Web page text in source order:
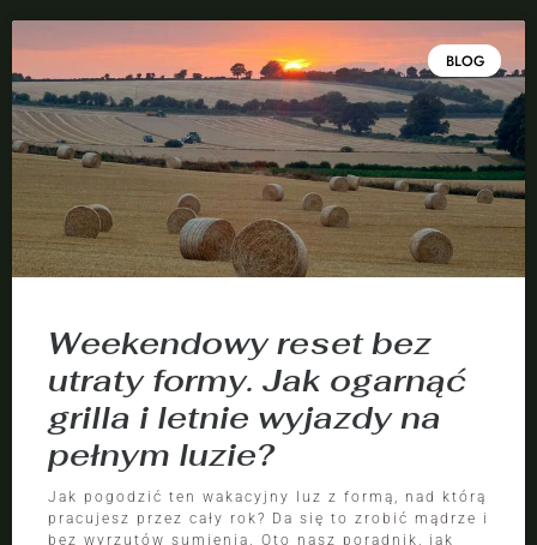
BLOG
Weekendowy reset bez
utraty formy. Jak ogarnąć
grilla i letnie wyjazdy na
pełnym luzie?
Jak pogodzić ten wakacyjny luz z formą, nad którą
pracujesz przez cały rok? Da się to zrobić mądrze i
bez wyrzutów sumienia. Oto nasz poradnik, jak